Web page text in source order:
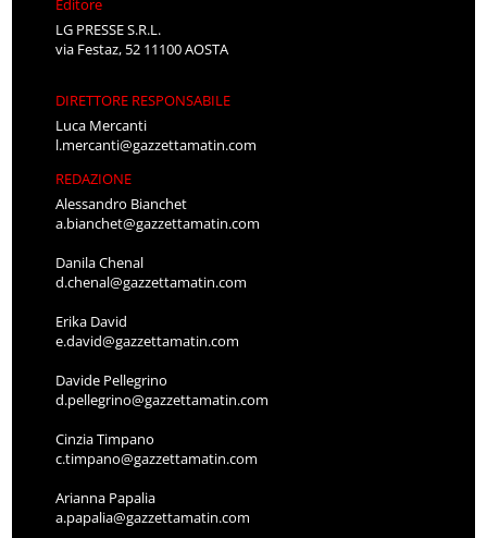
Editore
LG PRESSE S.R.L.
via Festaz, 52 11100 AOSTA
DIRETTORE RESPONSABILE
Luca Mercanti
l.mercanti@gazzettamatin.com
REDAZIONE
Alessandro Bianchet
a.bianchet@gazzettamatin.com
Danila Chenal
d.chenal@gazzettamatin.com
Erika David
e.david@gazzettamatin.com
Davide Pellegrino
d.pellegrino@gazzettamatin.com
Cinzia Timpano
c.timpano@gazzettamatin.com
Arianna Papalia
a.papalia@gazzettamatin.com